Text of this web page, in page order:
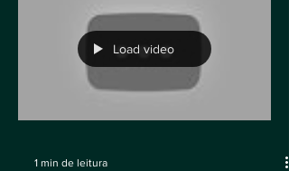
Load video
1 min de leitura